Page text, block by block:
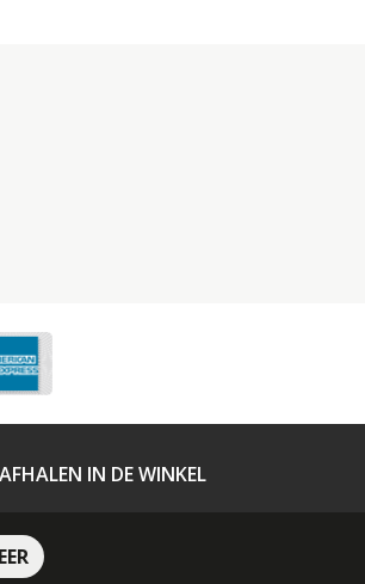
IN DE WINKEL
Persoonsgegevens